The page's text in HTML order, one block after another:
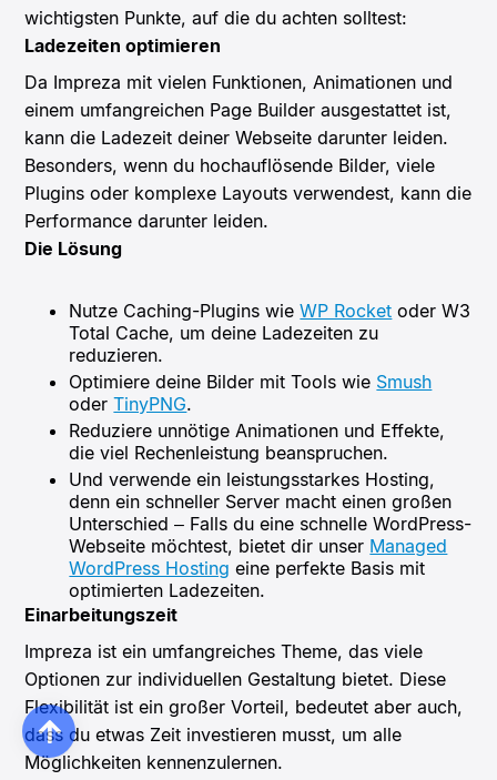
wichtigsten Punkte, auf die du achten solltest:
Ladezeiten optimieren
Da Impreza mit vielen Funktionen, Animationen und
einem umfangreichen Page Builder ausgestattet ist,
kann die Ladezeit deiner Webseite darunter leiden.
Besonders, wenn du hochauflösende Bilder, viele
Plugins oder komplexe Layouts verwendest, kann die
Performance darunter leiden.
Die Lösung
Nutze Caching-Plugins wieWP Rocket oder W3
Total Cache, um deine Ladezeiten zu
reduzieren.
Optimiere deine Bilder mit Tools wie Smush
oderTinyPNG.
Reduziere unnötige Animationen und Effekte,
die viel Rechenleistung beanspruchen.
Und verwende ein leistungsstarkes Hosting,
denn ein schneller Server macht einen großen
Unterschied – Falls du eine schnelle WordPress-
Webseite möchtest, bietet dir unser Managed
WordPress Hosting eine perfekte Basis mit
optimierten Ladezeiten.
Einarbeitungszeit
Impreza ist ein umfangreiches Theme, das viele
Optionen zur individuellen Gestaltung bietet. Diese
Flexibilität ist ein großer Vorteil, bedeutet aber auch,
dass du etwas Zeit investieren musst, um alle
Möglichkeiten kennenzulernen.